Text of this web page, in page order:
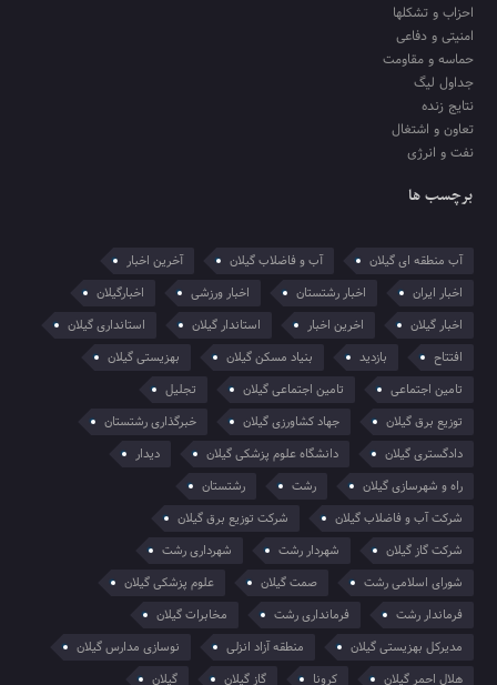
احزاب و تشکلها
امنیتی و دفاعی
حماسه و مقاومت
جداول لیگ
نتایج زنده
تعاون و اشتغال
نفت و انرژی
برچسب ها
آب منطقه ای گیلان آب و فاضلاب گیلان
آخرین اخبار
اخبار ایران
اخبار رشتستان اخبار ورزشی
اخبارگیلان
اخبار گیلان
اخرین اخبار استاندار گیلان
استانداری گیلان
افتتاح
بازدید بنیاد مسکن گیلان
بهزیستی گیلان
تامین اجتماعی
تامین اجتماعی گیلان
تجلیل
توزیع برق گیلان
جهاد کشاورزی گیلان
خبرگذاری رشتستان
دادگستری گیلان
دانشگاه علوم پزشکی گیلان
دیدار
راه و شهرسازی گیلان
رشت
رشتستان
شرکت آب و فاضلاب گیلان
شرکت توزیع برق گیلان
شرکت گاز گیلان
شهردار رشت
شهرداری رشت
شورای اسلامی رشت
صمت گیلان
علوم پزشکی گیلان
فرماندار رشت
فرمانداری رشت
مخابرات گیلان
مدیرکل بهزیستی گیلان
منطقه آزاد انزلی
نوسازی مدارس گیلان
هلال احمر گیلان
کرونا گاز گیلان گیلان